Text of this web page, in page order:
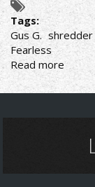
Tags:
Gus G. shredder
Fearless
Read more about